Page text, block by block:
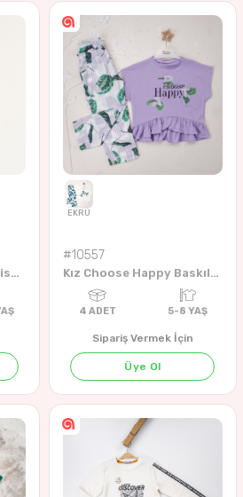
2021 KIŞ
GRİ MELANJ
4ADET 9-12 Years
9-12 Yaş Erkek Otherwise Sweat
#10557
Kız Choose Happy Baskılı 5-8 Yaş Takım
Sipariş Vermek İçin
Üye Ol